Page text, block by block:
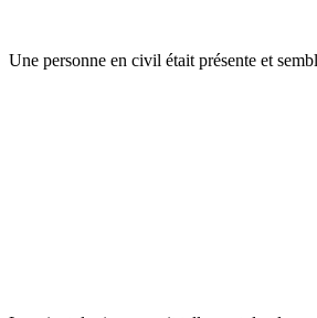
Une personne en civil était présente et